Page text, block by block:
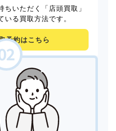
ちいただく「店頭買取」
いる買取方法です。
予約はこちら